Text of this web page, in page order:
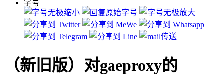
字号
（新旧版）对gaeproxy的